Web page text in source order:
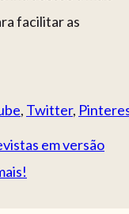
facilitar as
, Twitter,
em versão